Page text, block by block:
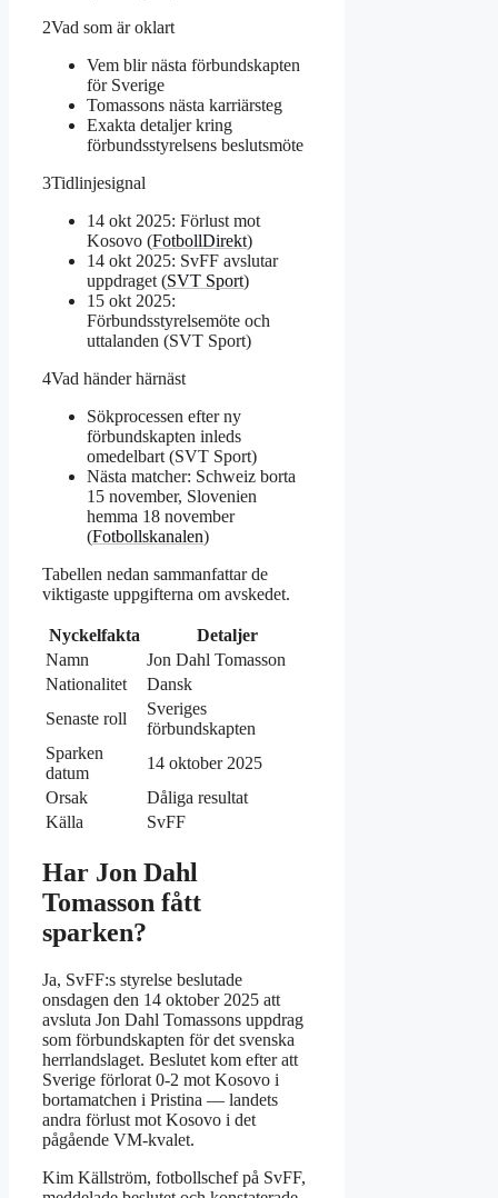
2Vad som är oklart
Vem blir nästa förbundskapten
för Sverige
Tomassons nästa karriärsteg
Exakta detaljer kring
förbundsstyrelsens beslutsmöte
3Tidlinjesignal
14 okt 2025: Förlust mot
Kosovo (FotbollDirekt)
14 okt 2025: SvFF avslutar
uppdraget (SVT Sport)
15 okt 2025:
Förbundsstyrelsemöte och
uttalanden (SVT Sport)
4Vad händer härnäst
Sökprocessen efter ny
förbundskapten inleds
omedelbart (SVT Sport)
Nästa matcher: Schweiz borta
15 november, Slovenien
hemma 18 november
(Fotbollskanalen)
Tabellen nedan sammanfattar de
viktigaste uppgifterna om avskedet.
Nyckelfakta
Detaljer
Namn
Jon Dahl Tomasson
Nationalitet
Dansk
Senaste roll
Sveriges
förbundskapten
Sparken
datum
14 oktober 2025
Orsak
Dåliga resultat
Källa
SvFF
Har Jon Dahl
Tomasson fått
sparken?
Ja, SvFF:s styrelse beslutade
onsdagen den 14 oktober 2025 att
avsluta Jon Dahl Tomassons uppdrag
som förbundskapten för det svenska
herrlandslaget. Beslutet kom efter att
Sverige förlorat 0-2 mot Kosovo i
bortamatchen i Pristina — landets
andra förlust mot Kosovo i det
pågående VM-kvalet.
Kim Källström, fotbollschef på SvFF,